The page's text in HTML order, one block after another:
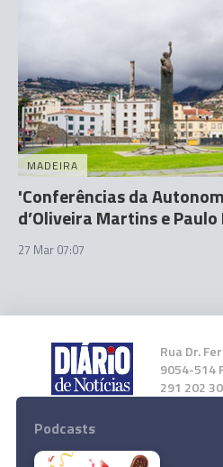
MADEIRA
'Conferências da
d’Oliveira Martins e
27 Mar 07:07
Rua Dr.
9054-514
291 202
Instale a
Podcasts